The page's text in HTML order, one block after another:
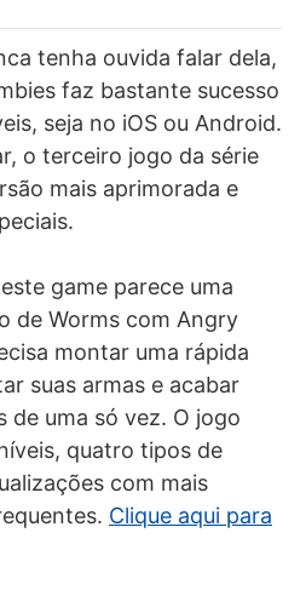
tenha ouvida falar dela,
faz bastante sucesso
seja no iOS ou Android.
o terceiro jogo da série
mais aprimorada e
game parece uma
de Worms com Angry
montar uma rápida
suas armas e acabar
de uma só vez. O jogo
quatro tipos de
com mais
Clique aqui para